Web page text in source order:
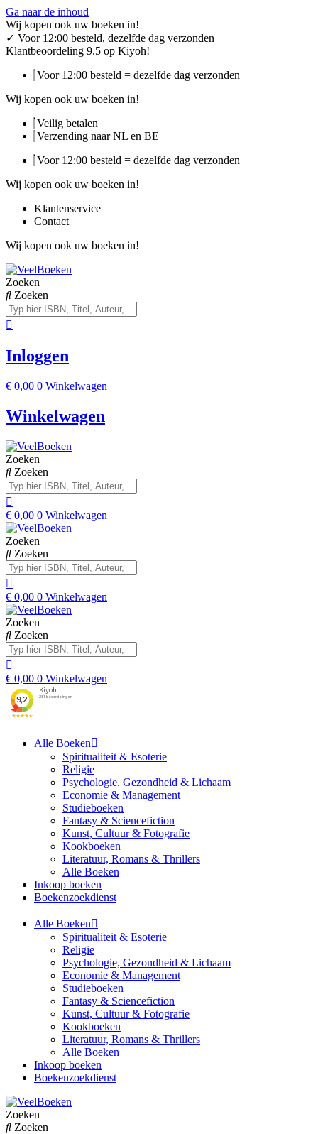
Ga naar de inhoud
Wij kopen ook uw boeken in!
✓ Voor 12:00 besteld, dezelfde dag verzonden
Klantbeoordeling 9.5 op Kiyoh!
Voor 12:00 besteld = dezelfde dag verzonden
Wij kopen ook uw boeken in!
Veilig betalen
Verzending naar NL en BE
Voor 12:00 besteld = dezelfde dag verzonden
Wij kopen ook uw boeken in!
Klantenservice
Contact
Wij kopen ook uw boeken in!
Zoeken
Zoeken
Inloggen
€ 0,00 0 Winkelwagen
Winkelwagen
Zoeken
Zoeken
€ 0,00 0 Winkelwagen
Zoeken
Zoeken
€ 0,00 0 Winkelwagen
Zoeken
Zoeken
€ 0,00 0 Winkelwagen
Alle Boeken
Spiritualiteit & Esoterie
Religie
Psychologie, Gezondheid & Lichaam
Economie & Management
Studieboeken
Fantasy & Sciencefiction
Kunst, Cultuur & Fotografie
Kookboeken
Literatuur, Romans & Thrillers
Alle Boeken
Inkoop boeken
Boekenzoekdienst
Alle Boeken
Spiritualiteit & Esoterie
Religie
Psychologie, Gezondheid & Lichaam
Economie & Management
Studieboeken
Fantasy & Sciencefiction
Kunst, Cultuur & Fotografie
Kookboeken
Literatuur, Romans & Thrillers
Alle Boeken
Inkoop boeken
Boekenzoekdienst
Zoeken
Zoeken